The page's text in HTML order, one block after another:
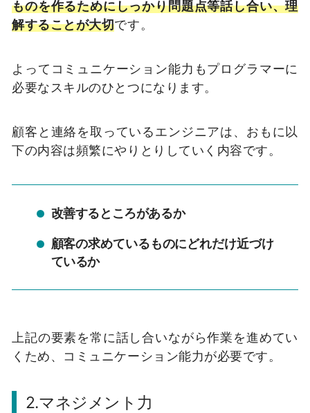
ものを作るためにしっかり問題点等話し合い、理
解することが大切です。
よってコミュニケーション能力もプログラマーに
必要なスキルのひとつになります。
顧客と連絡を取っているエンジニアは、おもに以
下の内容は頻繁にやりとりしていく内容です。
改善するところがあるか
顧客の求めているものにどれだけ近づけ
ているか
上記の要素を常に話し合いながら作業を進めてい
くため、コミュニケーション能力が必要です。
2.マネジメント力